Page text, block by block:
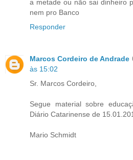
a metade ou não sai dinheiro
nem pro Banco
Responder
Marcos Cordeiro de Andrade
às 15:02
Sr. Marcos Cordeiro,
Segue material sobre
Diário Catarinense de
Mario Schmidt